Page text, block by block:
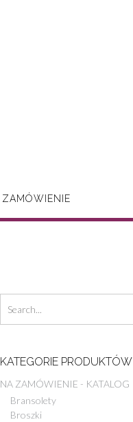
ZAMÓWIENIE
KATEGORIE PRODUKTÓW
NA ZAMÓWIENIE - KATALOG
Bransolety
Broszki